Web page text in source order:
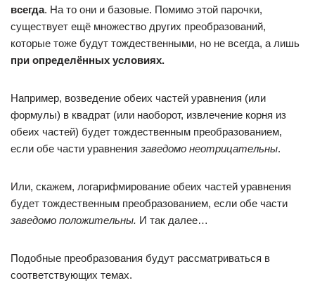
всегда. На то они и базовые. Помимо этой парочки,
существует ещё множество других преобразований,
которые тоже будут тождественными, но не всегда, а лишь
при определённых условиях.
Например, возведение обеих частей уравнения (или
формулы) в квадрат (или наоборот, извлечение корня из
обеих частей) будет тождественным преобразованием,
если обе части уравнения заведомо неотрицательны.
Или, скажем, логарифмирование обеих частей уравнения
будет тождественным преобразованием, если обе части
заведомо положительны. И так далее…
Подобные преобразования будут рассматриваться в
соответствующих темах.